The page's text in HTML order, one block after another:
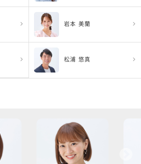
岩本 美蘭
松浦 悠真